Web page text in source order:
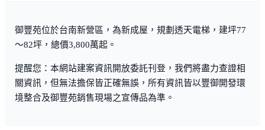
御豐苑位於台南新營區，為新成屋，規劃透天電梯，建坪77
～82坪，總價3,800萬起。
提醒您：本網站建案資訊開放委託刊登，我們將盡力查證相
關資訊，但無法擔保皆正確無誤，所有資訊皆以豐御開發環
境整合及御豐苑銷售現場之宣傳品為準。